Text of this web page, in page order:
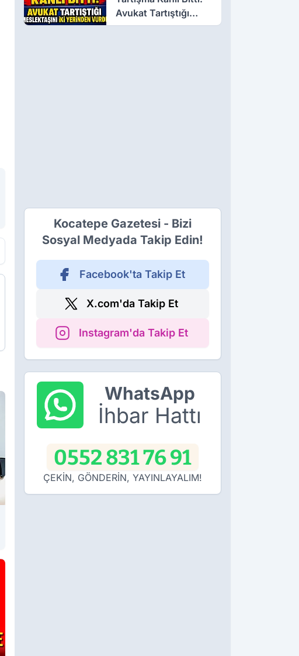
Avukat Tartıştığı
Meslektaşını İki
Kocatepe Gazetesi - Bizi
Sosyal Medyada Takip Edin!
Facebook'ta Takip Et
X.com'da Takip Et
Instagram'da Takip Et
WhatsApp
İhbar Hattı
0552 831 76 91
ÇEKİN, GÖNDERİN, YAYINLAYALIM!